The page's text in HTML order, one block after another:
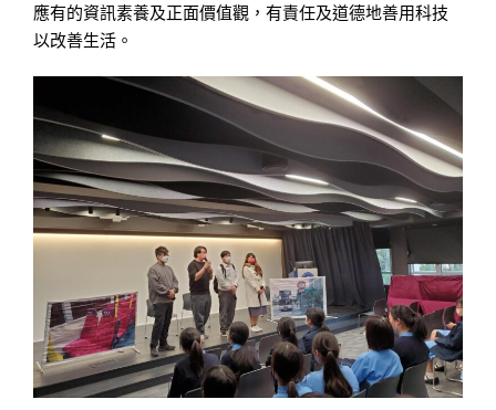
應有的資訊素養及正面價值觀，有責任及道德地善用科技
以改善生活。